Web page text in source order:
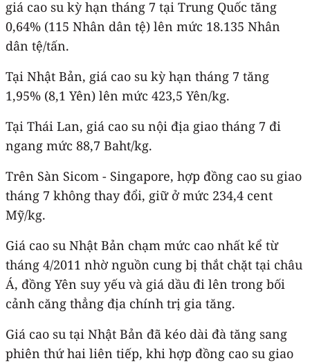
giá cao su kỳ hạn tháng 7 tại Trung Quốc tăng
0,64% (115 Nhân dân tệ) lên mức 18.135 Nhân
dân tệ/tấn.
Tại Nhật Bản, giá cao su kỳ hạn tháng 7 tăng
1,95% (8,1 Yên) lên mức 423,5 Yên/kg.
Tại Thái Lan, giá cao su nội địa giao tháng 7 đi
ngang mức 88,7 Baht/kg.
Trên Sàn Sicom - Singapore, hợp đồng cao su giao
tháng 7 không thay đổi, giữ ở mức 234,4 cent
Mỹ/kg.
Giá cao su Nhật Bản chạm mức cao nhất kể từ
tháng 4/2011 nhờ nguồn cung bị thắt chặt tại châu
Á, đồng Yên suy yếu và giá dầu đi lên trong bối
cảnh căng thẳng địa chính trị gia tăng.
Giá cao su tại Nhật Bản đã kéo dài đà tăng sang
phiên thứ hai liên tiếp, khi hợp đồng cao su giao